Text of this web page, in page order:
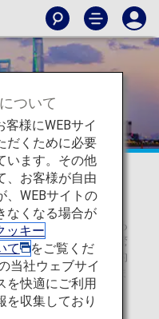
が交錯し、賑わいのあ
久の歴史と近未来的な驚
作る稜線の下に、古典的
遊歩道が広がっていま
ついて
様にWEBサイ
だくために必要
います。その他
、お客様が自由
、WEBサイトの
なくなる場合が
ッキー
て
をご覧くだ
当社ウェブサイ
を快適にご利用
を収集しており